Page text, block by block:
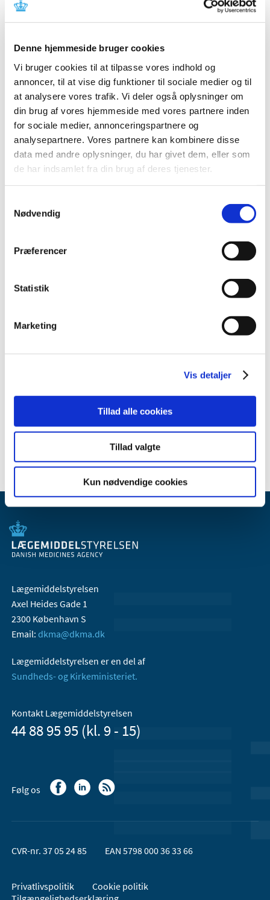
Denne hjemmeside bruger cookies
Vi bruger cookies til at tilpasse vores indhold og
annoncer, til at vise dig funktioner til sociale medier og til
at analysere vores trafik. Vi deler også oplysninger om
din brug af vores hjemmeside med vores partnere inden
for sociale medier, annonceringspartnere og
analysepartnere. Vores partnere kan kombinere disse
data med andre oplysninger, du har givet dem, eller som
de har indsamlet fra din brug af deres tjenester.
Nødvendig
Præferencer
Statistik
Marketing
Vis detaljer
Tillad alle cookies
Tillad valgte
Kun nødvendige cookies
2019 (41)
2017 (36)
2016 (48)
2015 (31)
2014 (44)
2013 (45)
2012 (44)
december (2)
august (1)
maj (1)
marts (3)
januar (6)
2010 (7)
Lægemiddelstyrelsen
Axel Heides Gade 1
2300 København S
Email: dkma@dkma.dk
Lægemiddelstyrelsen er en del af
Sundheds- og Kirkeministeriet.
Kontakt Lægemiddelstyrelsen
44 88 95 95 (kl. 9 - 15)
Følg os
CVR-nr. 37 05 24 85 EAN 5798 000 36 33 66
Privatlivspolitik
Cookie politik